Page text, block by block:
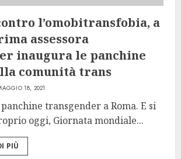
l’omobitransfobia, a
assessora
inaugura le panchine
comunità trans
18, 2021
transgender a Roma. E si
oggi, Giornata mondiale...
PIÙ